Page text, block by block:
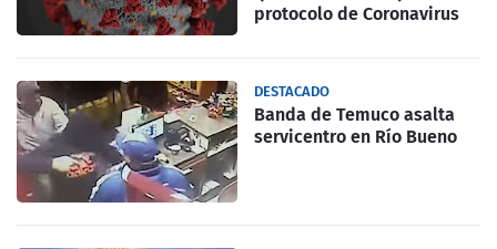
protocolo de Coronavirus
DESTACADO
Banda de Temuco asalta
servicentro en Río Bueno